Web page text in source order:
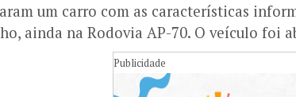
um carro com as características
ainda na Rodovia AP-70. O veículo foi
Publicidade